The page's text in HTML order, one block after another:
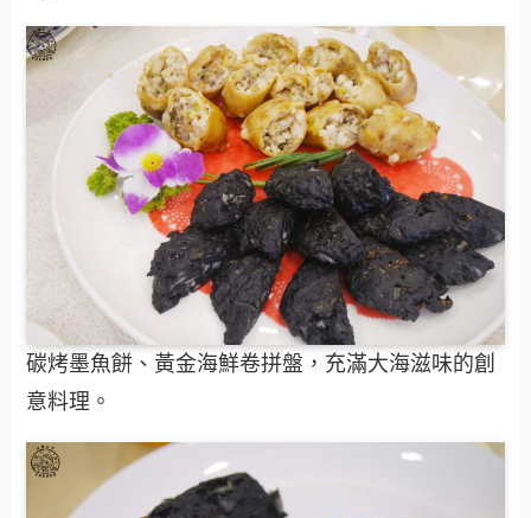
碳烤墨魚餅、黃金海鮮卷拼盤，充滿大海滋味的創
意料理。